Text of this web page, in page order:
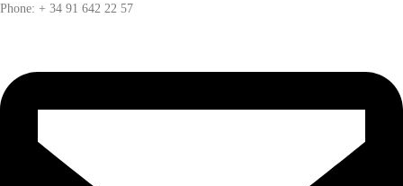
Phone: + 34 91 642 22 57